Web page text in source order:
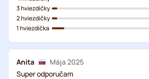
3 hviezdičky
2 hviezdičky
1 hviezdička
Anita
Mája 2025
Super odporučam